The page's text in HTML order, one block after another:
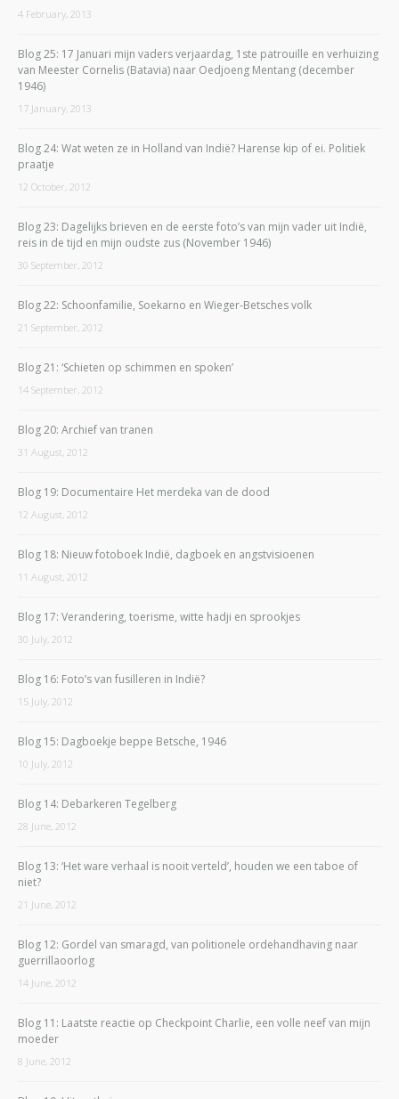
4 February, 2013
Blog 25: 17 Januari mijn vaders verjaardag, 1ste patrouille en verhuizing
van Meester Cornelis (Batavia) naar Oedjoeng Mentang (december
1946)
17 January, 2013
Blog 24: Wat weten ze in Holland van Indië? Harense kip of ei. Politiek
praatje
12 October, 2012
Blog 23: Dagelijks brieven en de eerste foto’s van mijn vader uit Indië,
reis in de tijd en mijn oudste zus (November 1946)
30 September, 2012
Blog 22: Schoonfamilie, Soekarno en Wieger-Betsches volk
21 September, 2012
Blog 21: ‘Schieten op schimmen en spoken’
14 September, 2012
Blog 20: Archief van tranen
31 August, 2012
Blog 19: Documentaire Het merdeka van de dood
12 August, 2012
Blog 18: Nieuw fotoboek Indië, dagboek en angstvisioenen
11 August, 2012
Blog 17: Verandering, toerisme, witte hadji en sprookjes
30 July, 2012
Blog 16: Foto’s van fusilleren in Indië?
15 July, 2012
Blog 15: Dagboekje beppe Betsche, 1946
10 July, 2012
Blog 14: Debarkeren Tegelberg
28 June, 2012
Blog 13: ‘Het ware verhaal is nooit verteld’, houden we een taboe of
niet?
21 June, 2012
Blog 12: Gordel van smaragd, van politionele ordehandhaving naar
guerrillaoorlog
14 June, 2012
Blog 11: Laatste reactie op Checkpoint Charlie, een volle neef van mijn
moeder
8 June, 2012